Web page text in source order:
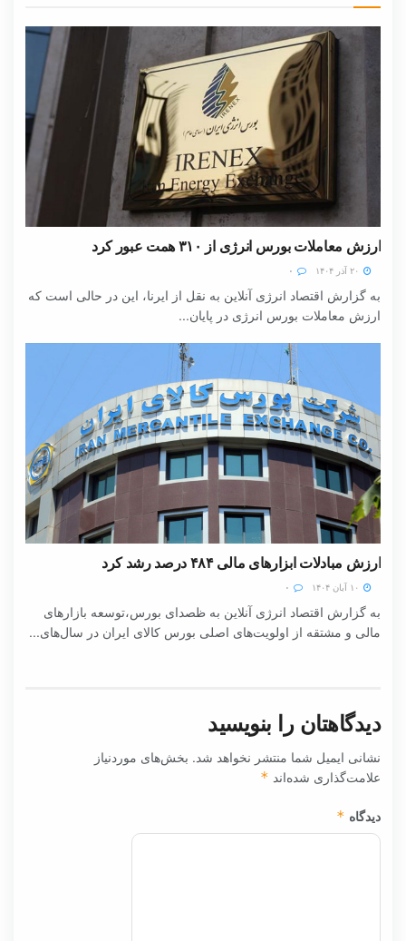
ارزش معاملات بورس انرژی از ۳۱۰ همت عبور کرد
به گزارش اقتصاد انرژی آنلاین به نقل از ایرنا، این در حالی است که
ارزش معاملات بورس انرژی در پایان...
ارزش مبادلات ابزارهای مالی ۴۸۴ درصد رشد کرد
به گزارش اقتصاد انرژی آنلاین به ظصدای بورس،توسعه بازارهای
مالی و مشتقه از اولویت‌های اصلی بورس کالای ایران در سال‌های...
دیدگاهتان را بنویسید
نشانی ایمیل شما منتشر نخواهد شد. بخش‌های موردنیاز
علامت‌گذاری شده‌اند *
دیدگاه *